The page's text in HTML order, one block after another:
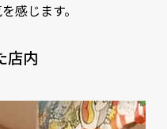
感じます。
店内